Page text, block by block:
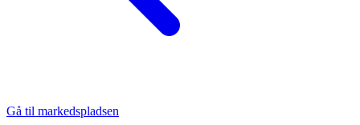
Gå til markedspladsen